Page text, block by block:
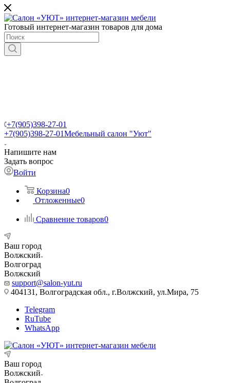
Готовый интернет-магазин товаров для дома
+7(905)398-27-01
+7(905)398-27-01Мебельный салон "Уют"
Напишите нам
Задать вопрос
Войти
Корзина0
Отложенные0
Сравнение товаров0
Ваш город
Волжский
Волгоград
Волжский
support@salon-yut.ru
404131, Волгоградская обл., г.Волжский, ул.Мира, 75
Telegram
RuTube
WhatsApp
Ваш город
Волжский